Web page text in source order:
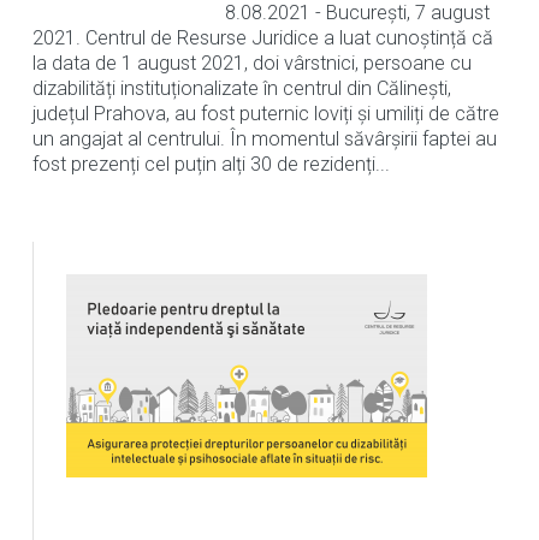
8.08.2021 - București, 7 august
2021. Centrul de Resurse Juridice a luat cunoștință că
la data de 1 august 2021, doi vârstnici, persoane cu
dizabilități instituționalizate în centrul din Călinești,
județul Prahova, au fost puternic loviți și umiliți de către
un angajat al centrului. În momentul săvârșirii faptei au
fost prezenți cel puțin alți 30 de rezidenți...